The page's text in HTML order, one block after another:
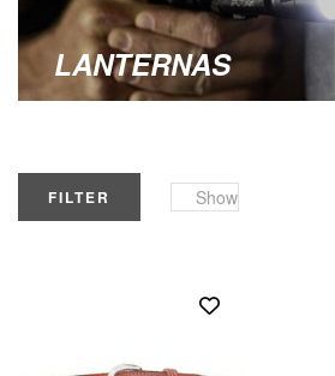
LANTERNAS
FILTER Show